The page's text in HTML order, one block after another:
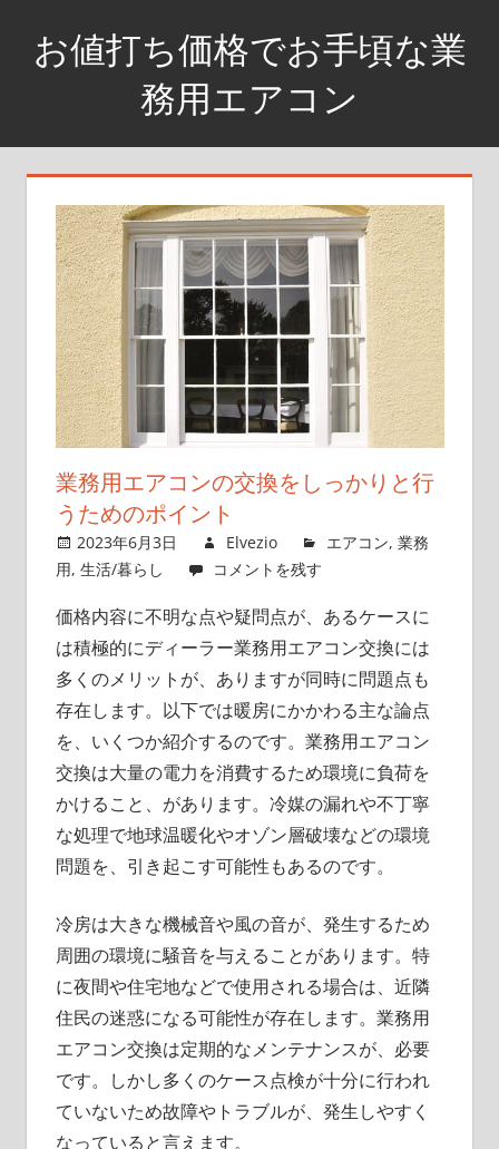
ツ
お値打ち価格でお手頃な業
務用エアコン
お
買
業務用エアコンの交換をしっかりと行
うためのポイント
2023年6月3日 Elvezio エアコン,業務
用, 生活/暮らし コメントを残す
価格内容に不明な点や疑問点が、あるケースに
は積極的にディーラー業務用エアコン交換には
多くのメリットが、ありますが同時に問題点も
存在します。 以下では暖房にかかわる主な論点
を、いくつか紹介するのです。業務用エアコン
交換は大量の電力を消費するため環境に負荷を
かけること、があります。冷媒の漏れや不丁寧
な処理で地球温暖化やオゾン層破壊などの環境
問題を、引き起こす可能性もあるのです。
冷房は大きな機械音や風の音が、発生するため
周囲の環境に騒音を与えることがあります。特
に夜間や住宅地などで使用される場合は、近隣
住民の迷惑になる可能性が存在します。業務用
エアコン交換は定期的なメンテナンスが、必要
です。しかし多くのケース点検が十分に行われ
ていないため故障やトラブルが、発生しやすく
なっていると言えます。